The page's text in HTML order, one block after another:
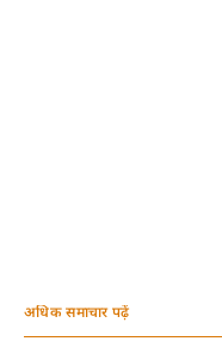
अधिक समाचार पढ़ें